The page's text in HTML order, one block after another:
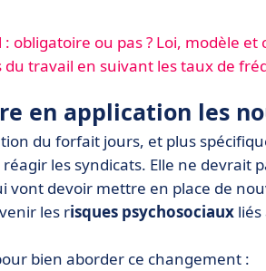
obligatoire ou pas ? Loi, modèle et
du travail en suivant les taux de
en application les
du forfait jours, et plus
les syndicats. Elle ne devrait
vont devoir mettre en place de
les risques psychosociaux
bien aborder ce changement :